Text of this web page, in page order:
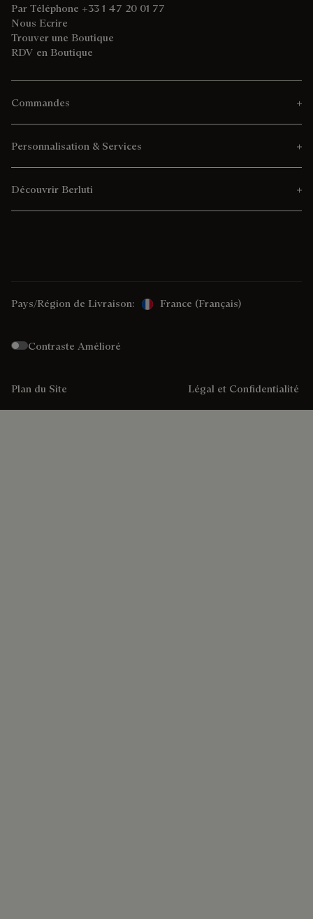
Par Téléphone +33 1 47 20 01 77
Nous Ecrire
Trouver une Boutique
RDV en Boutique
Commandes
Personnalisation & Services
Découvrir Berluti
Pays/Région de Livraison: France (français)
Contraste Amélioré
Plan du Site Légal et Confidentialité